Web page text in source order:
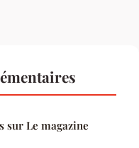
sur Le magazine